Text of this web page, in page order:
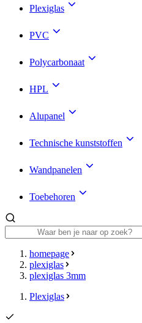
Plexiglas
PVC
Polycarbonaat
HPL
Alupanel
Technische kunststoffen
Wandpanelen
Toebehoren
homepage
plexiglas
plexiglas 3mm
Plexiglas